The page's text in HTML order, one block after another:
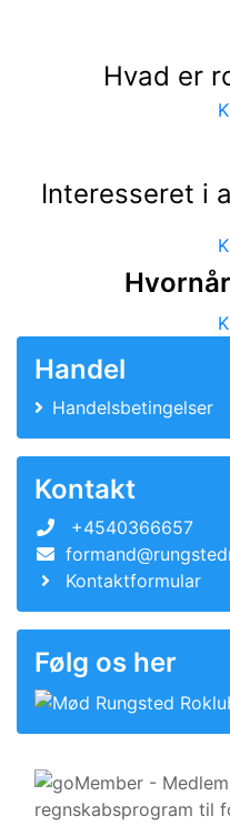
Hvad er
Interesseret i
Handel
Handelsbetingelser
Kontakt
+4540366657
Kontaktformular
Følg os her